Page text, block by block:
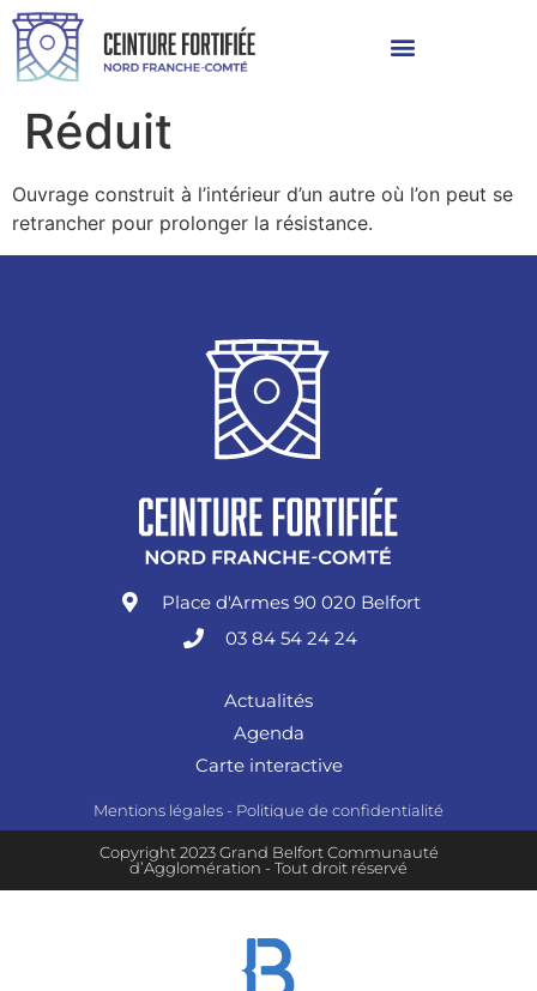
Réduit
Ouvrage construit à l’intérieur d’un autre où l’on peut se
retrancher pour prolonger la résistance.
Place d'Armes 90 020 Belfort
03 84 54 24 24
Actualités
Agenda
Carte interactive
Mentions légales - Politique de confidentialité
Copyright 2023 Grand Belfort Communauté
d’Agglomération - Tout droit réservé